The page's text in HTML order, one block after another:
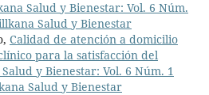
Salud y Bienestar: Vol. 6 Núm.
Salud y Bienestar
Calidad de atención a domicilio
para la satisfacción del
y Bienestar: Vol. 6 Núm. 1
Salud y Bienestar